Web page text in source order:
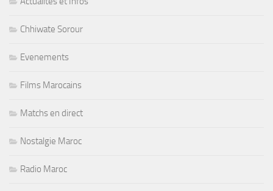
Chhiwate Sorour
Evenements
Films Marocains
Matchs en direct
Nostalgie Maroc
Radio Maroc